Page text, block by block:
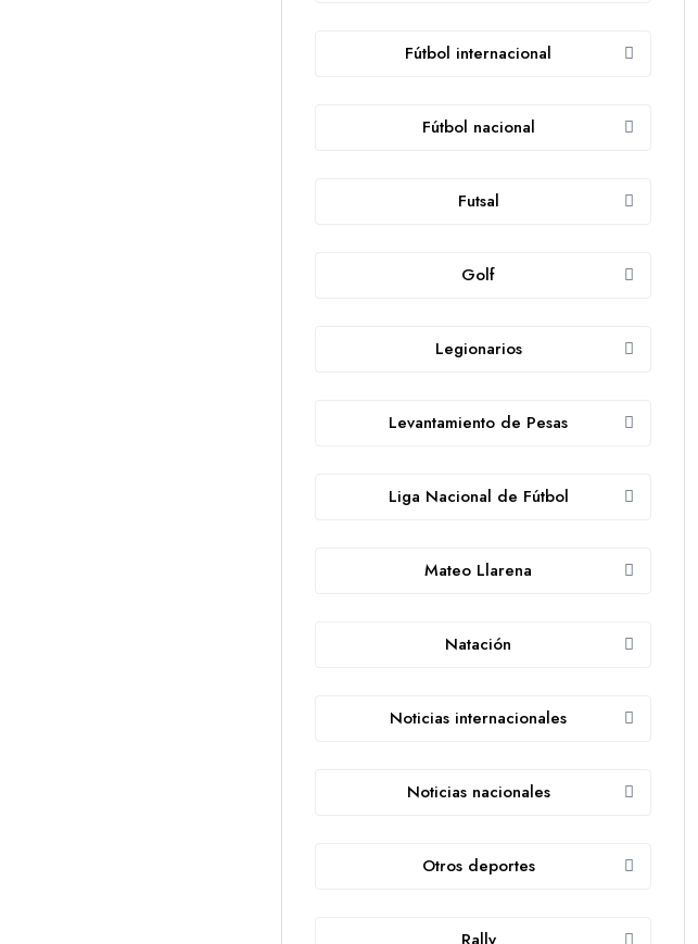
Fútbol internacional
Fútbol nacional
Futsal
Golf
Legionarios
Levantamiento de Pesas
Liga Nacional de Fútbol
Mateo Llarena
Natación
Noticias internacionales
Noticias nacionales
Otros deportes